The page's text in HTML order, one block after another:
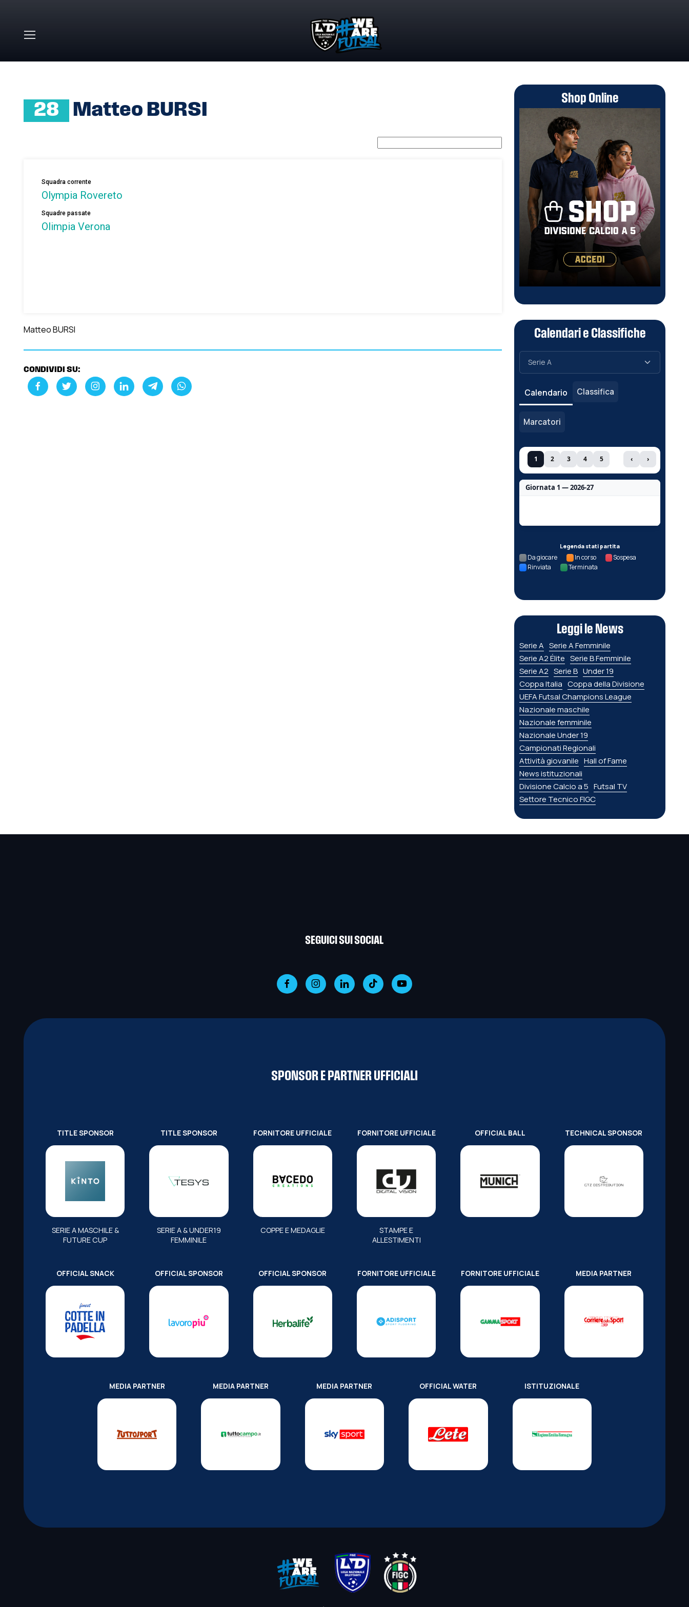
28 Matteo BURSI
Squadra corrente
Olympia Rovereto
Squadre passate
Olimpia Verona
Matteo BURSI
CONDIVIDI SU:
Shop Online
Calendari e Classifiche
Calendario Classifica
Marcatori
1 2 3 4 5 ‹ ›
Giornata 1 — 2026-27
Legenda stati partita
Da giocare In corso
Sospesa
Rinviata
Terminata
Leggi le News
Serie A Serie A Femminile
Serie A2 Élite Serie B Femminile
Serie A2 Serie B Under 19
Coppa Italia Coppa della Divisione
UEFA Futsal Champions League
Nazionale maschile
Nazionale femminile
Nazionale Under 19
Campionati Regionali
Attività giovanile Hall of Fame
News istituzionali
Divisione Calcio a 5 Futsal TV
Settore Tecnico FIGC
SEGUICI SUI SOCIAL
SPONSOR E PARTNER UFFICIALI
TITLE SPONSOR
SERIE A MASCHILE &
FUTURE CUP
TITLE SPONSOR
SERIE A & UNDER19
FEMMINILE
FORNITORE UFFICIALE
COPPE E MEDAGLIE
FORNITORE UFFICIALE
STAMPE E
ALLESTIMENTI
OFFICIAL BALL TECHNICAL SPONSOR
OFFICIAL SNACK OFFICIAL SPONSOR OFFICIAL SPONSOR FORNITORE UFFICIALE FORNITORE UFFICIALE MEDIA PARTNER
MEDIA PARTNER MEDIA PARTNER MEDIA PARTNER OFFICIAL WATER ISTITUZIONALE